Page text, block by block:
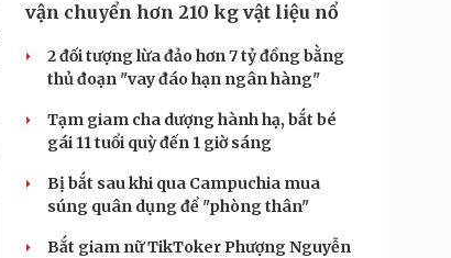
vận chuyển hơn 210 kg vật liệu nổ
2 đối tượng lừa đảo hơn 7 tỷ đồng bằng
thủ đoạn "vay đáo hạn ngân hàng"
Tạm giam cha dượng hành hạ, bắt bé
gái 11 tuổi quỳ đến 1 giờ sáng
Bị bắt sau khi qua Campuchia mua
súng quân dụng để "phòng thân"
Bắt giam nữ TikToker Phượng Nguyễn